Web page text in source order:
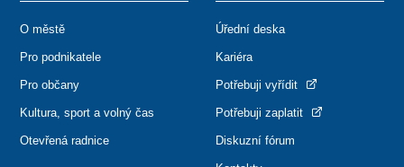
O městě
Pro podnikatele
Pro občany
Kultura, sport a volný čas
Otevřená radnice
Úřední deska
Kariéra
Potřebuji vyřídit
Potřebuji zaplatit
Diskuzní fórum